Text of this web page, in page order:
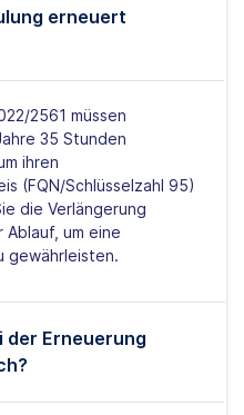
erneuert
2561 müssen
35 Stunden
ihren
(FQN/Schlüsselzahl 95)
die Verlängerung
um eine
gewährleisten.
der Erneuerung